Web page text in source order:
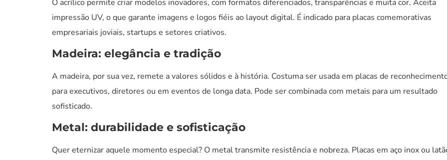
O acrílico permite criar modelos inovadores, com formatos diferenciados, transparências e muita cor. Aceita
impressão UV, o que garante imagens e logos fiéis ao layout digital. É indicado para placas comemorativas
empresariais joviais, startups e setores criativos.
Madeira: elegância e tradição
A madeira, por sua vez, remete a valores sólidos e à história. Costuma ser usada em placas de
para executivos, diretores ou em eventos de longa data. Pode ser combinada com metais para um resultado
sofisticado.
Metal: durabilidade e sofisticação
Quer eternizar aquele momento especial? O metal transmite resistência e nobreza. Placas em aço inox ou